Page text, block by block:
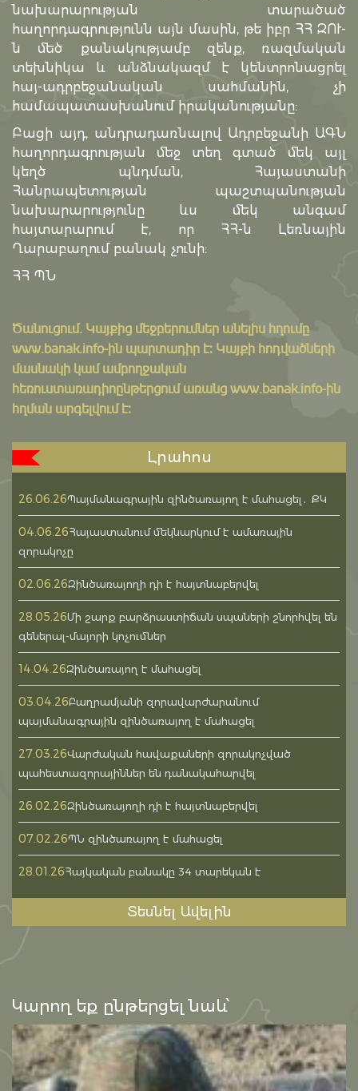
նախարարության տարածած
հաղորդագրությունն այն մասին, թե իբր ՀՀ ԶՈՒ-
ն մեծ քանակությամբ զենք, ռազմական
տեխնիկա և անձնակազմ է կենտրոնացրել
հայ-ադրբեջանական սահմանին, չի
համապատասխանում իրականությանը:
Բացի այդ, անդրադառնալով Ադրբեջանի ԱԳՆ
հաղորդագրության մեջ տեղ գտած մեկ այլ
կեղծ պնդման, Հայաստանի
Հանրապետության պաշտպանության
նախարարությունը ևս մեկ անգամ
հայտարարում է, որ ՀՀ-ն Լեռնային
Ղարաբաղում բանակ չունի:
ՀՀ ՊՆ
Ծանուցում․ Կայքից մեջբերումներ անելիս հղումը
www.banak.info-ին պարտադիր է: Կայքի հոդվածների
մասնակի կամ ամբողջական
հեռուստառադիոընթերցում առանց www.banak.info-ին
հղման արգելվում է:
Լրահոս
26.06.26Պայմանագրային զինծառայող է մահացել․ ՔԿ
04.06.26Հայաստանում մեկնարկում է ամառային
զորակոչը
02.06.26Զինծառայողի դի է հայտնաբերվել
28.05.26Մի շարք բարձրաստիճան սպաների շնորհվել են
գեներալ-մայորի կոչումներ
14.04.26Զինծառայող է մահացել
03.04.26Բաղրամյանի զորավարժարանում
պայմանագրային զինծառայող է մահացել
27.03.26Վարժական հավաքաների զորակոչված
պահեստազորայիններ են դանակահարվել
26.02.26Զինծառայողի դի է հայտնաբերվել
07.02.26ՊՆ զինծառայող է մահացել
28.01.26Հայկական բանակը 34 տարեկան է
Տեսնել Ավելին
Կարող եք ընթերցել նաև՝